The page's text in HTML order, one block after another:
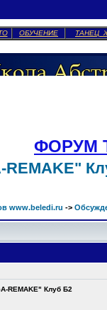
ОБУЧЕНИЕ ТАНЕЦ
ФОРУМ
REMAKE"
www.beledi.ru ->
REMAKE" Клуб Б2